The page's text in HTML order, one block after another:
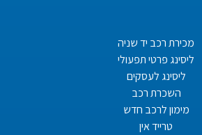
מכירת רכב יד שניה
ליסינג פרטי תפעולי
ליסינג לעסקים
השכרת רכב
מימון לרכב חדש
טרייד אין